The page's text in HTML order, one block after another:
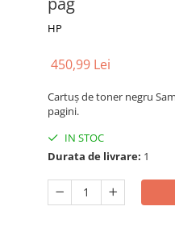
HP
450,99 Lei
Cartuș de toner negru
pagini.
IN STOC
Durata de livrare: 1